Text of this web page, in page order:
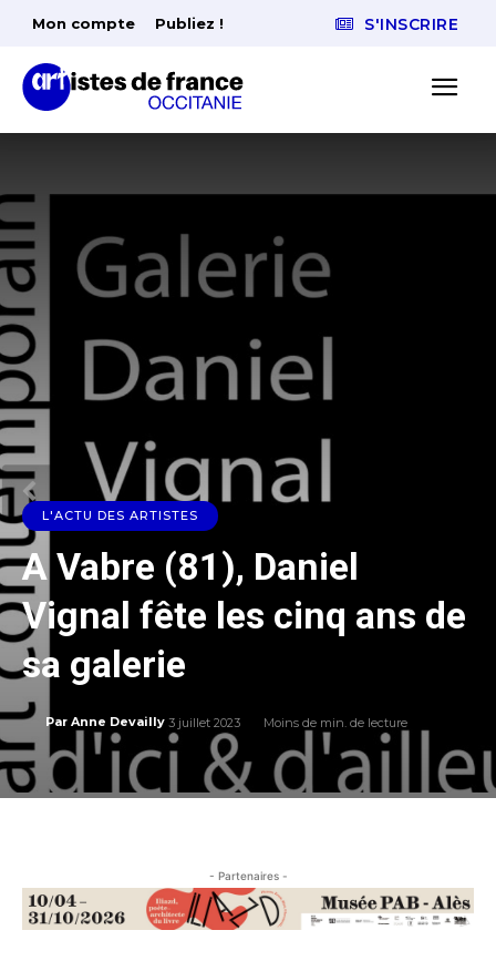
Mon compte Publiez ! S'INSCRIRE
L'ACTU DES ARTISTES
A Vabre (81), Daniel
Vignal fête les cinq ans de
sa galerie
Par Anne Devailly 3 juillet 2023 Moins de min. de lecture
- Partenaires -